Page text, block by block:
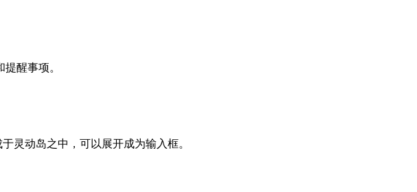
醒事项。
灵动岛之中，可以展开成为输入框。